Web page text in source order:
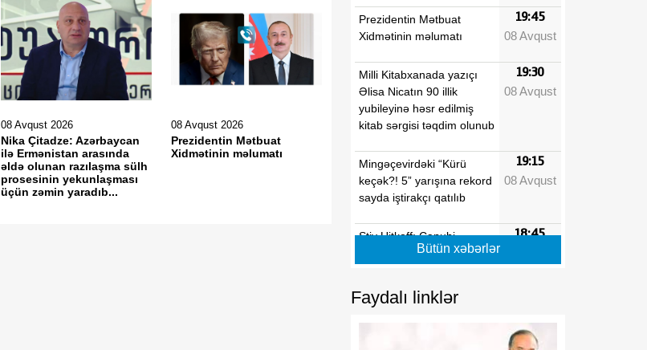
08 Avqust 2026
Nika Çitadze: Azərbaycan
ilə Ermənistan arasında
əldə olunan razılaşma sülh
prosesinin yekunlaşması
üçün zəmin yaradıb...
08 Avqust 2026
Prezidentin Mətbuat
Xidmətinin məlumatı
Prezidentin Mətbuat
Xidmətinin məlumatı
19:45
08 Avqust
Milli Kitabxanada yazıçı
Əlisa Nicatın 90 illik
yubileyinə həsr edilmiş
kitab sərgisi təqdim olunub
19:30
08 Avqust
Mingəçevirdəki “Kürü
keçək?! 5” yarışına rekord
sayda iştirakçı qatılıb
19:15
08 Avqust
Stiv Uitkoff: Cənubi
Qafqaz ölkələrinin
18:45
Azərbaycanın strateji
baxışı Cənubi Qafqazın
08 Avqust
Bütün xəbərlər
Faydalı linklər